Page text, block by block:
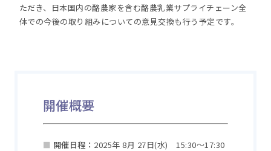
ただき、日本国内の酪農家を含む酪農乳業サプライチェーン全
体での今後の取り組みについての意見交換も行う予定です。
開催概要
■ 開催日程 ： 2025年 8月 27日(水) 15:30～17:30